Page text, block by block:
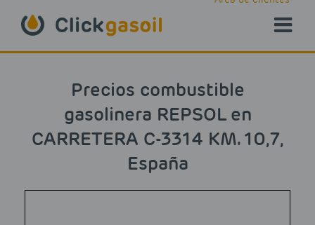
Precios combustible
gasolinera REPSOL en
CARRETERA C-3314 KM. 10,7,
España